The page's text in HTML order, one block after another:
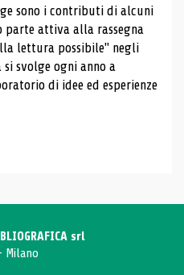
sono i contributi di alcuni
parte attiva alla rassegna
lettura possibile" negli
svolge ogni anno a
di idee ed esperienze
srl
Milano